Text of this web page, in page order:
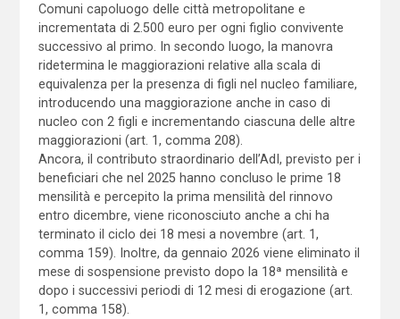
Comuni capoluogo delle città metropolitane e
incrementata di 2.500 euro per ogni figlio convivente
successivo al primo. In secondo luogo, la manovra
ridetermina le maggiorazioni relative alla scala di
equivalenza per la presenza di figli nel nucleo familiare,
introducendo una maggiorazione anche in caso di
nucleo con 2 figli e incrementando ciascuna delle altre
maggiorazioni (art. 1, comma 208).
Ancora, il contributo straordinario dell’AdI, previsto per i
beneficiari che nel 2025 hanno concluso le prime 18
mensilità e percepito la prima mensilità del rinnovo
entro dicembre, viene riconosciuto anche a chi ha
terminato il ciclo dei 18 mesi a novembre (art. 1,
comma 159). Inoltre, da gennaio 2026 viene eliminato il
mese di sospensione previsto dopo la 18ª mensilità e
dopo i successivi periodi di 12 mesi di erogazione (art.
1, comma 158).